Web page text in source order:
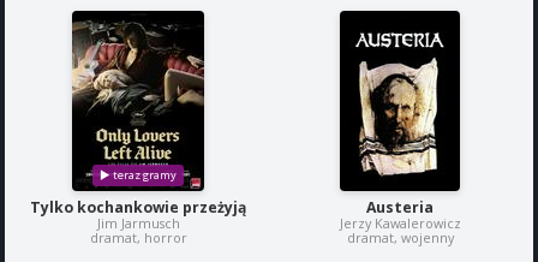
Tylko kochankowie przeżyją
Jim Jarmusch
dramat, horror
Austeria
Jerzy Kawalerowicz
dramat, wojenny